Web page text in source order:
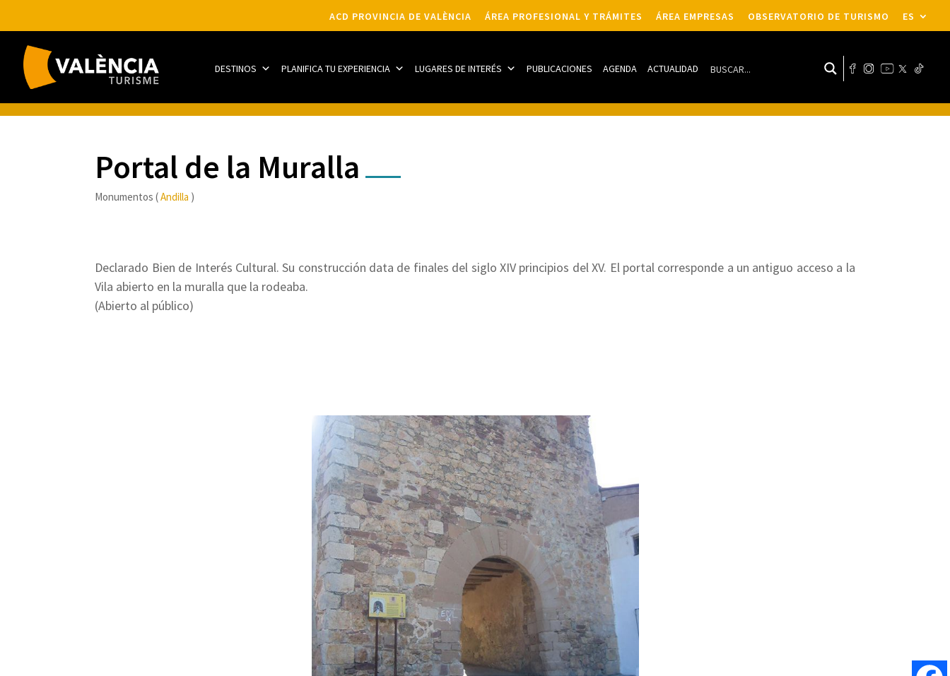
ACD PROVINCIA DE VALÈNCIA ÁREA PROFESIONAL Y TRÁMITES ÁREA EMPRESAS OBSERVATORIO DE TURISMO ES
DESTINOS PLANIFICA TU EXPERIENCIA LUGARES DE INTERÉS PUBLICACIONES AGENDA ACTUALIDAD
Portal de la Muralla
Monumentos (Andilla )
Declarado Bien de Interés Cultural. Su construcción data de finales del siglo XIV principios del XV. El portal corresponde a un antiguo acceso a la
Vila abierto en la muralla que la rodeaba.
(Abierto al público)